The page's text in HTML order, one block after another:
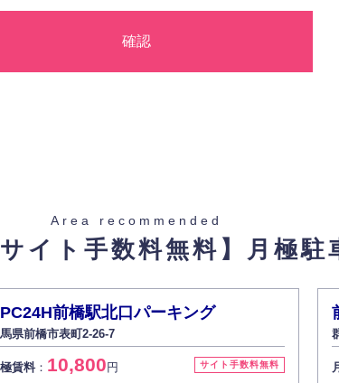
適正に個人情報を取得いたします。
お客様の個人情報をご本人の同意なく第三者に提供いたしませ
すみやかに開示いたします（ご本人であることが確認できな
・削除の請求がある場合は適切に対応いたします。
解し、より適切に管理するよう社内教育を実施してまいりま
Area recommended
イト手数料無料】 月極駐
前橋駅北口パーキング
県前橋市表町2-26-7
サイト手数料無料
賃料： 10,800円